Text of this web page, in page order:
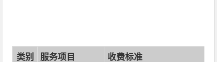
类别 服务项目 收费标准